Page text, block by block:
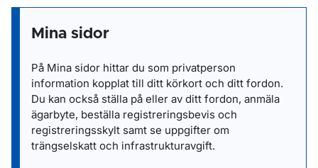
Mina sidor
På Mina sidor hittar du som privatperson
information kopplat till ditt körkort och ditt fordon.
Du kan också ställa på eller av ditt fordon, anmäla
ägarbyte, beställa registreringsbevis och
registreringsskylt samt se uppgifter om
trängselskatt och infrastrukturavgift.